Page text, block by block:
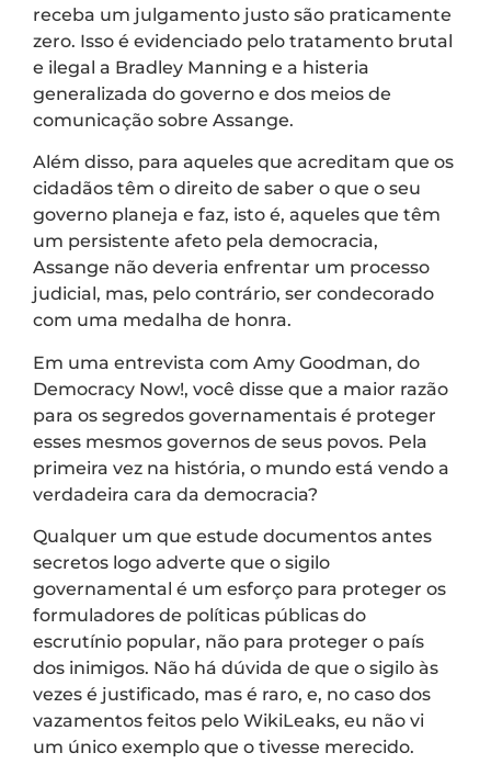
receba um julgamento justo são praticamente
zero. Isso é evidenciado pelo tratamento brutal
e ilegal a Bradley Manning e a histeria
generalizada do governo e dos meios de
comunicação sobre Assange.
Além disso, para aqueles que acreditam que os
cidadãos têm o direito de saber o que o seu
governo planeja e faz, isto é, aqueles que têm
um persistente afeto pela democracia,
Assange não deveria enfrentar um processo
judicial, mas, pelo contrário, ser condecorado
com uma medalha de honra.
Em uma entrevista com Amy Goodman, do
Democracy Now!, você disse que a maior razão
para os segredos governamentais é proteger
esses mesmos governos de seus povos. Pela
primeira vez na história, o mundo está vendo a
verdadeira cara da democracia?
Qualquer um que estude documentos antes
secretos logo adverte que o sigilo
governamental é um esforço para proteger os
formuladores de políticas públicas do
escrutínio popular, não para proteger o país
dos inimigos. Não há dúvida de que o sigilo às
vezes é justificado, mas é raro, e, no caso dos
vazamentos feitos pelo WikiLeaks, eu não vi
um único exemplo que o tivesse merecido.